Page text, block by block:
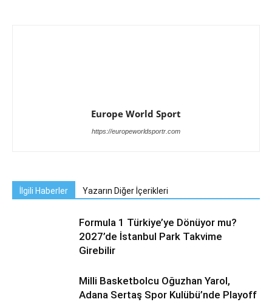
Europe World Sport
https://europeworldsportr.com
İlgili Haberler Yazarın Diğer İçerikleri
Formula 1 Türkiye’ye Dönüyor mu?
2027’de İstanbul Park Takvime
Girebilir
Milli Basketbolcu Oğuzhan Yarol,
Adana Sertaş Spor Kulübü’nde Playoff